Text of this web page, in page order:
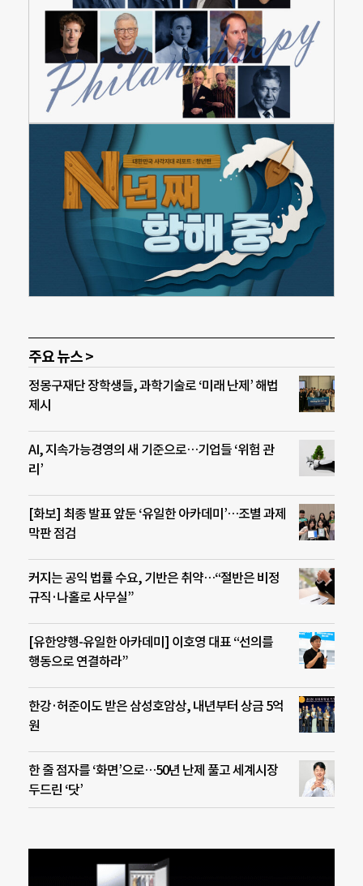
주요 뉴스 >
정몽구재단 장학생들, 과학기술로 ‘미래 난제’ 해법
제시
AI, 지속가능경영의 새 기준으로…기업들 ‘위험 관
리’
[화보] 최종 발표 앞둔 ‘유일한 아카데미’…조별 과제
막판 점검
커지는 공익 법률 수요, 기반은 취약…“절반은 비정
규직·나홀로 사무실”
[유한양행-유일한 아카데미] 이호영 대표 “선의를
행동으로 연결하라”
한강·허준이도 받은 삼성호암상, 내년부터 상금 5억
원
한 줄 점자를 ‘화면’으로…50년 난제 풀고 세계시장
두드린 ‘닷’